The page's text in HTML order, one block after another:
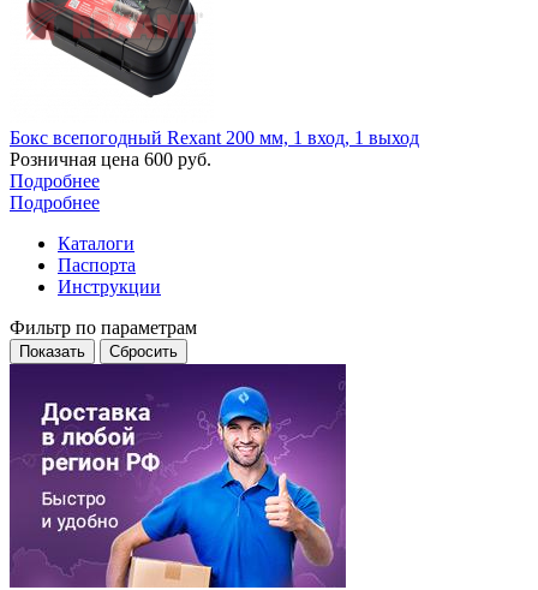
Бокс всепогодный Rexant 200 мм, 1 вход, 1 выход
Розничная цена 600 руб.
Подробнее
Подробнее
Каталоги
Паспорта
Инструкции
Фильтр по параметрам
Сбросить